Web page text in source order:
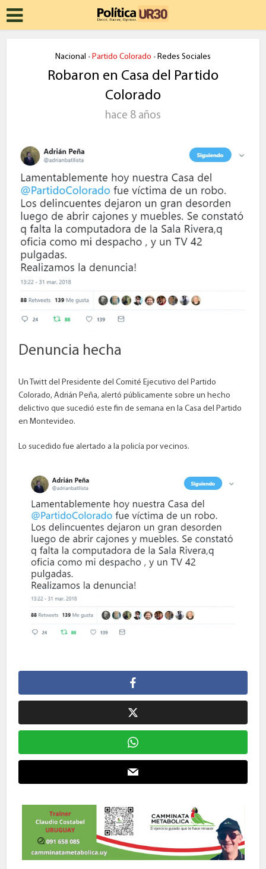
Nacional • Partido Colorado • Redes Sociales
Robaron en Casa del Partido
Colorado
hace 8 años
Denuncia hecha
Un Twitt del Presidente del Comité Ejecutivo del Partido
Colorado, Adrián Peña, alertó públicamente sobre un hecho
delictivo que sucedió este fin de semana en la Casa del Partido
en Montevideo.
Lo sucedido fue alertado a la policía por vecinos.